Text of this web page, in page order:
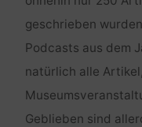
geschrieben
Podcasts aus dem
natürlich alle
Geblieben sind